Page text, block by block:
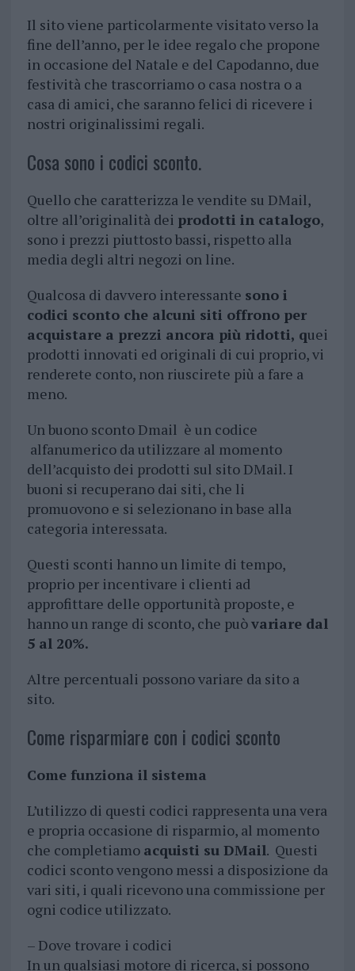
Il sito viene particolarmente visitato verso la
fine dell’anno, per le idee regalo che propone
in occasione del Natale e del Capodanno, due
festività che trascorriamo o casa nostra o a
casa di amici, che saranno felici di ricevere i
nostri originalissimi regali.
Cosa sono i codici sconto.
Quello che caratterizza le vendite su DMail,
oltre all’originalità dei prodotti in catalogo,
sono i prezzi piuttosto bassi, rispetto alla
media degli altri negozi on line.
Qualcosa di davvero interessante sono i
codici sconto che alcuni siti offrono per
acquistare a prezzi ancora più ridotti, quei
prodotti innovati ed originali di cui proprio, vi
renderete conto, non riuscirete più a fare a
meno.
Un buono sconto Dmail è un codice
alfanumerico da utilizzare al momento
dell’acquisto dei prodotti sul sito DMail. I
buoni si recuperano dai siti, che li
promuovono e si selezionano in base alla
categoria interessata.
Questi sconti hanno un limite di tempo,
proprio per incentivare i clienti ad
approfittare delle opportunità proposte, e
hanno un range di sconto, che puòvariare dal
5 al 20%.
Altre percentuali possono variare da sito a
sito.
Come risparmiare con i codici sconto
Come funziona il sistema
L’utilizzo di questi codici rappresenta una vera
e propria occasione di risparmio, al momento
che completiamo acquisti su DMail. Questi
codici sconto vengono messi a disposizione da
vari siti, i quali ricevono una commissione per
ogni codice utilizzato.
– Dove trovare i codici
In un qualsiasi motore di ricerca, si possono